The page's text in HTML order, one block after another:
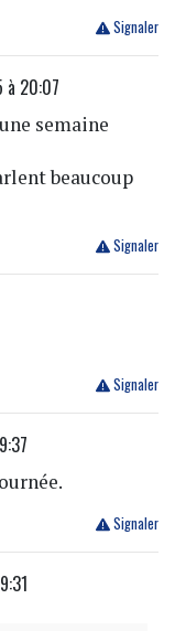
Signaler
20:07
semaine
beaucoup
Signaler
Signaler
Signaler